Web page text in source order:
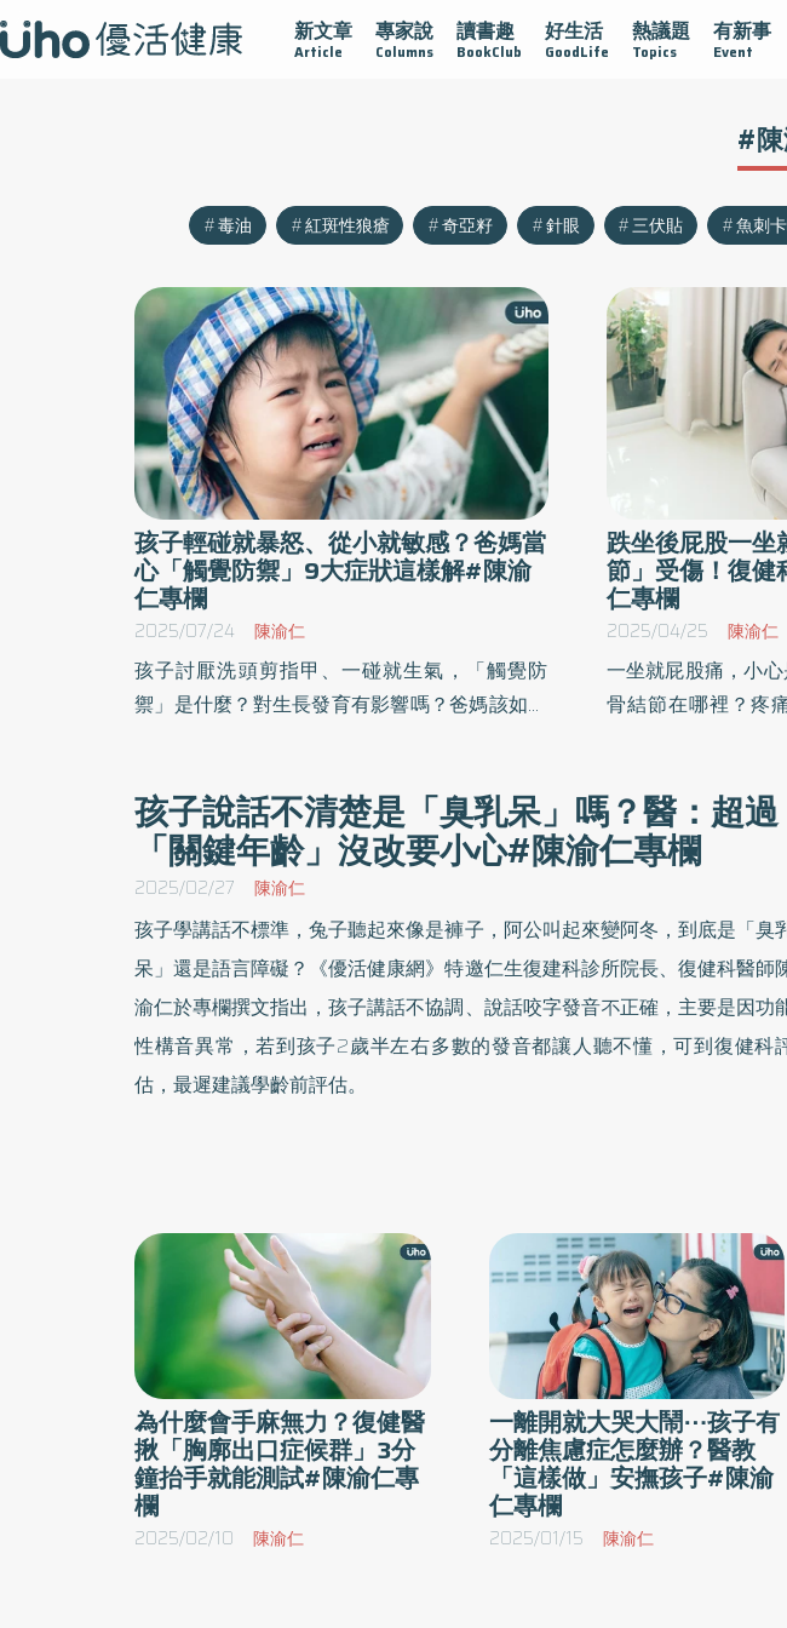
新文章
Article
專家說
Columns
讀書趣
BookClub
好生活
GoodLife
熱議題
Topics
有新事
Event
黏 守護腺在 疫情保衛戰 再生醫學 愛的未來視 認識攝護腺肥大 守護骨骼
#
毒油 紅斑性狼瘡 奇亞籽 針眼 三伏貼 魚刺
孩子輕碰就暴怒、從小就敏感？爸媽當
心「觸覺防禦」9大症狀這樣解#陳渝
仁專欄
2025/07/24 陳渝仁
孩子討厭洗頭剪指甲、一碰就生氣，「觸覺防
禦」是什麼？對生長發育有影響嗎？爸媽該如何
生活中可留意，孩子是否出現觸覺防禦常見9種
表現，透過居家遊戲互動可以減輕孩子焦慮，對
環境降敏。
跌坐後屁股一坐
節」受傷！復
仁專欄
2025/04/25 陳渝仁
一坐就屁股痛，小
骨結節在哪裡？疼
時， 身體姿勢會使
處，疼痛感可能從
可幫助緩解。
孩子說話不清楚是「臭乳呆」嗎？醫：超過
「關鍵年齡」沒改要小心#陳渝仁專欄
2025/02/27 陳渝仁
孩子學講話不標準，兔子聽起來像是褲子，阿公叫起來變阿冬，到底是「臭
呆」還是語言障礙？《優活健康網》特邀仁生復建科診所院長、復健科醫師
渝仁於專欄撰文指出，孩子講話不協調、說話咬字發音不正確，主要是因功
性構音異常，若到孩子2歲半左右多數的發音都讓人聽不懂，可到復健科
估，最遲建議學齡前評估。
為什麼會手麻無力？復健醫
揪「胸廓出口症候群」3分
鐘抬手就能測試#陳渝仁專
欄
2025/02/10 陳渝仁
一離開就大哭大鬧⋯孩子有
分離焦慮症怎麼辦？醫教
「這樣做」安撫孩子#陳渝
仁專欄
2025/01/15 陳渝仁